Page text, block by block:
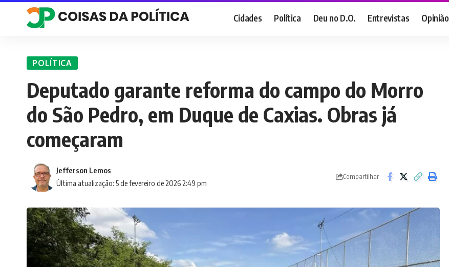
Cidades Política Deu no D.O. Entrevistas Opinião
POLÍTICA
Deputado garante reforma do campo do Morro
do São Pedro, em Duque de Caxias. Obras já
começaram
Última atualização: 5 de fevereiro de 2026 2:49 pm
Jefferson Lemos
Compartilhar